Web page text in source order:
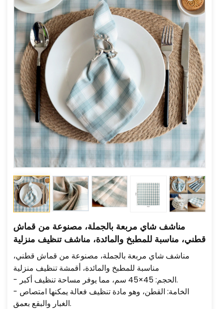
مناشف شاي مربعة بالجملة، مصنوعة من قماش
قطني، مناسبة للمطبخ والمائدة، مناشف تنظيف منزلية
مناشف شاي مربعة بالجملة، مصنوعة من قماش قطني،
مناسبة للمطبخ والمائدة، أقمشة تنظيف منزلية
- الحجم: 45×45 سم، مما يوفر مساحة تنظيف أكبر.
- الخامة: القطن، وهو مادة تنظيف فعالة يمكنها امتصاص
الغبار والبقع بعمق.